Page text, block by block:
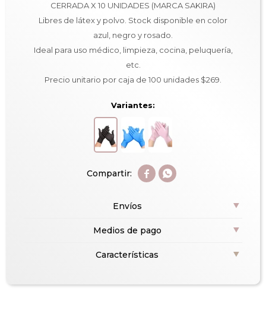
CERRADA X 10 UNIDADES (MARCA SAKIRA)
Libres de látex y polvo. Stock disponible en color
azul, negro y rosado.
Ideal para uso médico, limpieza, cocina, peluquería,
etc.
Precio unitario por caja de 100 unidades $269.
Variantes:
 
Envíos
Medios de pago
Características